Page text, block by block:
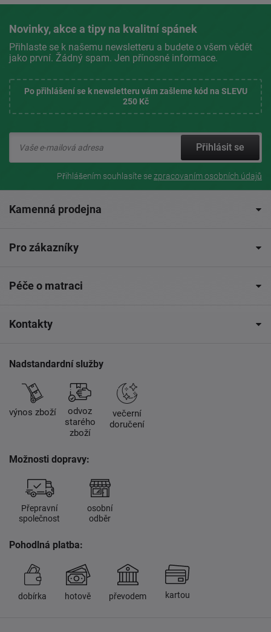
Novinky, akce a tipy na kvalitní spánek
Přihlaste se k našemu newsletteru a budete o všem vědět
jako první. Žádný spam. Jen přínosné informace.
Po přihlášení se k newsletteru vám zašleme kód na SLEVU
250 Kč
Přihlásit se
Přihlášením souhlasíte sezpracovaním osobních údajů
Kamenná prodejna
Pro zákazníky
Péče o matraci
Kontakty
Nadstandardní služby
výnos zboží
odvoz
starého
zboží
večerní
doručení
Možnosti dopravy:
Přepravní
společnost
osobní
odběr
Pohodlná platba:
dobírka hotově převodem kartou